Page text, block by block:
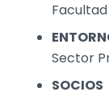
Sector